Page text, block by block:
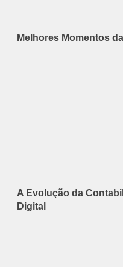
Melhores Momentos
A Evolução da
Digital